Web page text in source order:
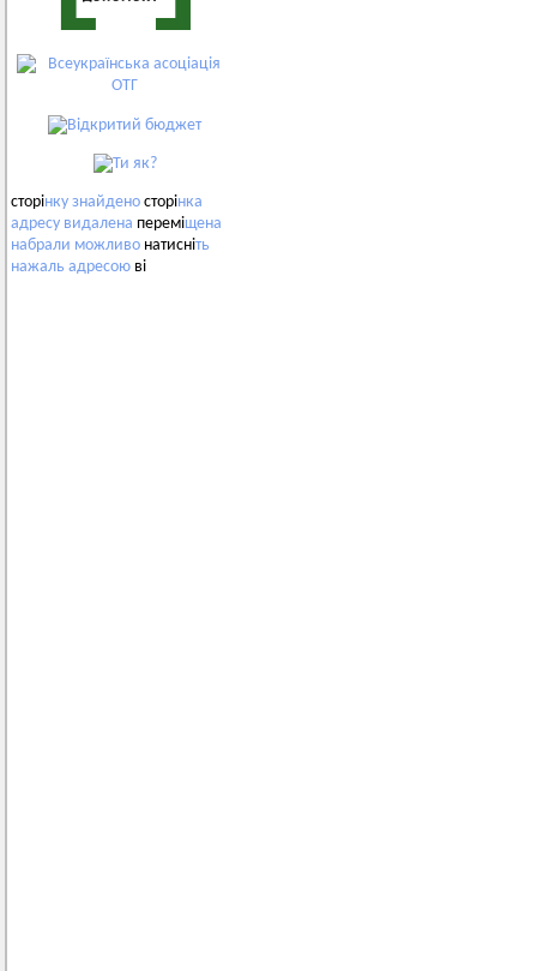
сторінку знайдено сторінка
адресу видалена переміщена
набрали можливо натисніть
нажаль адресою ві